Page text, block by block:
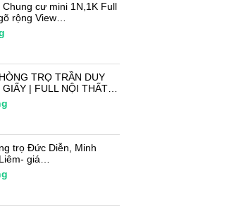
cư mini 1N,1K Full
rộng View…
TRỌ TRẦN DUY
| FULL NỘI THẤT…
trọ Đức Diễn, Minh
giá…